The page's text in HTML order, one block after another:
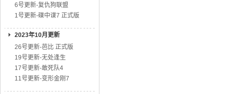
6号更新-复仇狗联盟
1号更新-碟中谍7 正式版
2023年10月更新
26号更新-芭比 正式版
19号更新-无处逢生
17号更新-敢死队4
11号更新-变形金刚7